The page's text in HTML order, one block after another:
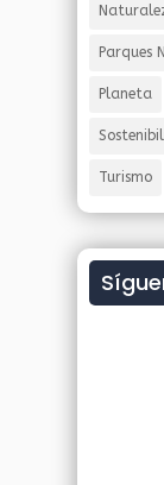
Parques
Planeta
Turismo